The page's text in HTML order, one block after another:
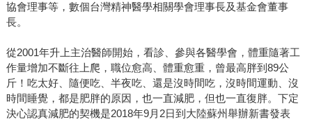
協會理事等，數個台灣精神醫學相關學會理事長及基金會董事
長。
從2001年升上主治醫師開始，看診、參與各醫學會，體重隨著工
作量增加不斷往上爬，職位愈高、體重愈重，曾最高胖到89公
斤！吃太好、隨便吃、半夜吃、還是沒時間吃，沒時間運動、沒
時間睡覺，都是肥胖的原因，也一直減肥，但也一直復胖。下定
決心認真減肥的契機是2018年9月2日到大陸蘇州舉辦新書發表